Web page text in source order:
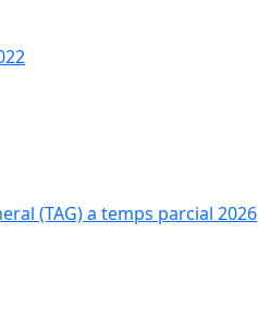
(TAG) a temps parcial 2026